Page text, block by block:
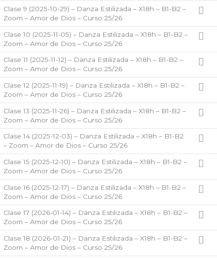
Clase 9 (2025-10-29) – Danza Estilizada – X18h – B1-B2 –
Zoom – Amor de Dios – Curso 25/26
Clase 10 (2025-11-05) – Danza Estilizada – X18h – B1-B2 –
Zoom – Amor de Dios – Curso 25/26
Clase 11 (2025-11-12) – Danza Estilizada – X18h – B1-B2 –
Zoom – Amor de Dios – Curso 25/26
Clase 12 (2025-11-19) – Danza Estilizada – X18h – B1-B2 –
Zoom – Amor de Dios – Curso 25/26
Clase 13 (2025-11-26) – Danza Estilizada – X18h – B1-B2 –
Zoom – Amor de Dios – Curso 25/26
Clase 14 (2025-12-03) – Danza Estilizada – X18h – B1-B2
– Zoom – Amor de Dios – Curso 25/26
Clase 15 (2025-12-10) – Danza Estilizada – X18h – B1-B2 –
Zoom – Amor de Dios – Curso 25/26
Clase 16 (2025-12-17) – Danza Estilizada – X18h – B1-B2 –
Zoom – Amor de Dios – Curso 25/26
Clase 17 (2026-01-14) – Danza Estilizada – X18h – B1-B2 –
Zoom – Amor de Dios – Curso 25/26
Clase 18 (2026-01-21) – Danza Estilizada – X18h – B1-B2 –
Zoom – Amor de Dios – Curso 25/26